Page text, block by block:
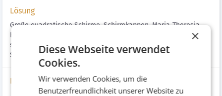
Lösung
Große quadratische Schirme, Schirmkappen, Maria-Theresia-
Hauben, Sweater, Polo-Shirts und goldene USB Stick-Schlüssel
sind ein Teil der Marken-Welt, die mit Kameradschaft und
Spürsinn stetig wächst.
Bildergalerie
×
Diese Webseite verwendet
Cookies.
Wir verwenden Cookies, um die
Benutzerfreundlichkeit unserer Website zu